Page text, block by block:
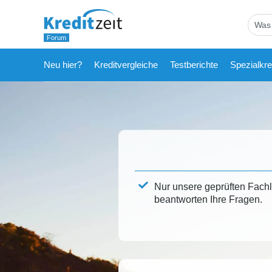
Neu hier? Kreditvergleiche Testberichte
Nur unsere geprüften
beantworten Ihre Fragen.